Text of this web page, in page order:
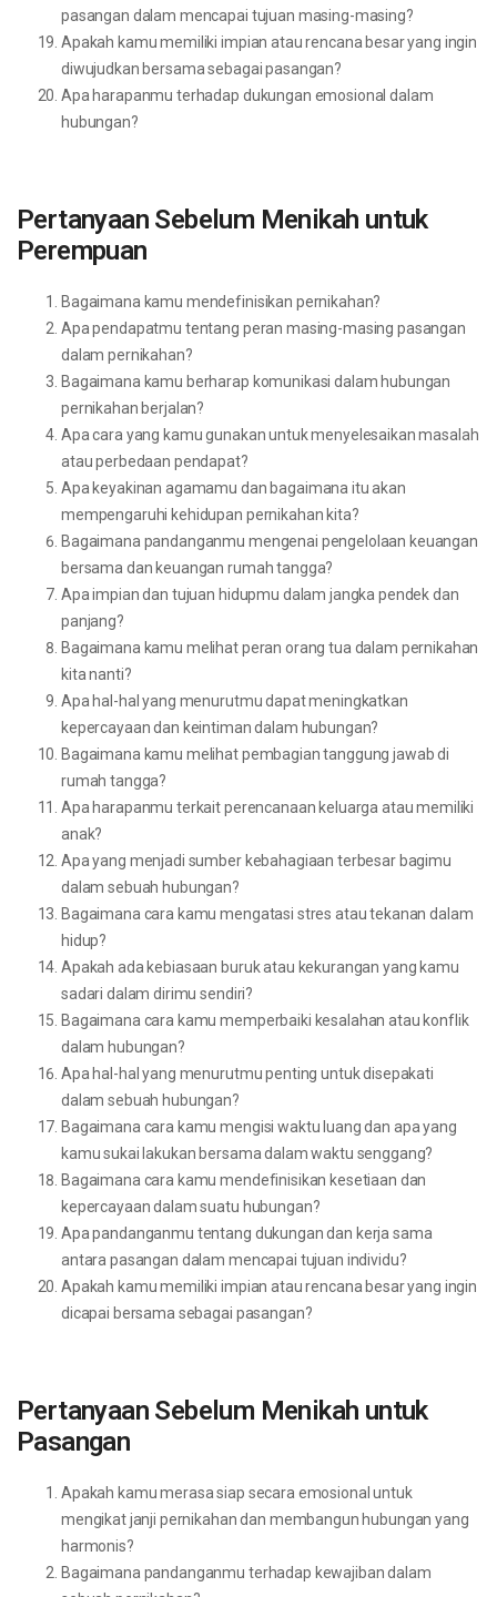
pasangan dalam mencapai tujuan masing-masing?
Apakah kamu memiliki impian atau rencana besar yang ingin
diwujudkan bersama sebagai pasangan?
Apa harapanmu terhadap dukungan emosional dalam
hubungan?
Pertanyaan Sebelum Menikah untuk
Perempuan
Bagaimana kamu mendefinisikan pernikahan?
Apa pendapatmu tentang peran masing-masing pasangan
dalam pernikahan?
Bagaimana kamu berharap komunikasi dalam hubungan
pernikahan berjalan?
Apa cara yang kamu gunakan untuk menyelesaikan masalah
atau perbedaan pendapat?
Apa keyakinan agamamu dan bagaimana itu akan
mempengaruhi kehidupan pernikahan kita?
Bagaimana pandanganmu mengenai pengelolaan keuangan
bersama dan keuangan rumah tangga?
Apa impian dan tujuan hidupmu dalam jangka pendek dan
panjang?
Bagaimana kamu melihat peran orang tua dalam pernikahan
kita nanti?
Apa hal-hal yang menurutmu dapat meningkatkan
kepercayaan dan keintiman dalam hubungan?
Bagaimana kamu melihat pembagian tanggung jawab di
rumah tangga?
Apa harapanmu terkait perencanaan keluarga atau memiliki
anak?
Apa yang menjadi sumber kebahagiaan terbesar bagimu
dalam sebuah hubungan?
Bagaimana cara kamu mengatasi stres atau tekanan dalam
hidup?
Apakah ada kebiasaan buruk atau kekurangan yang kamu
sadari dalam dirimu sendiri?
Bagaimana cara kamu memperbaiki kesalahan atau konflik
dalam hubungan?
Apa hal-hal yang menurutmu penting untuk disepakati
dalam sebuah hubungan?
Bagaimana cara kamu mengisi waktu luang dan apa yang
kamu sukai lakukan bersama dalam waktu senggang?
Bagaimana cara kamu mendefinisikan kesetiaan dan
kepercayaan dalam suatu hubungan?
Apa pandanganmu tentang dukungan dan kerja sama
antara pasangan dalam mencapai tujuan individu?
Apakah kamu memiliki impian atau rencana besar yang ingin
dicapai bersama sebagai pasangan?
Pertanyaan Sebelum Menikah untuk
Pasangan
Apakah kamu merasa siap secara emosional untuk
mengikat janji pernikahan dan membangun hubungan yang
harmonis?
Bagaimana pandanganmu terhadap kewajiban dalam